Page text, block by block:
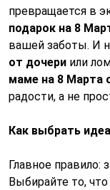
превращается в
подарок на 8
вашей заботы. И
от дочери или
маме на 8 Марта
радости, а не
Как выбрать
Главное правило:
Выбирайте то,